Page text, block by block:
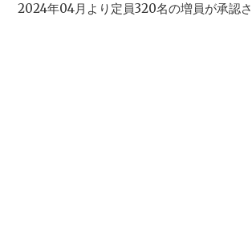
2024年04月より定員320名の増員が承認さ